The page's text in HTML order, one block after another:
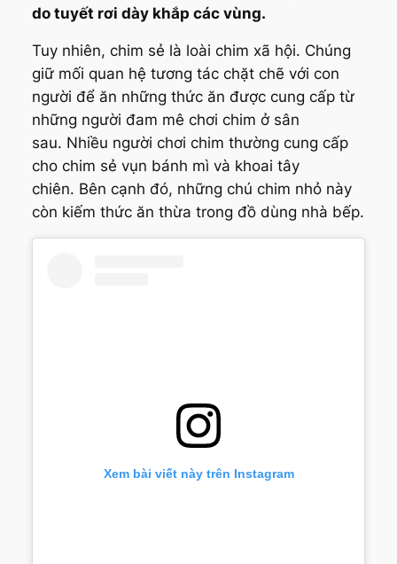
do tuyết rơi dày khắp các vùng.
Tuy nhiên, chim sẻ là loài chim xã hội. Chúng
giữ mối quan hệ tương tác chặt chẽ với con
người để ăn những thức ăn được cung cấp từ
những người đam mê chơi chim ở sân
sau. Nhiều người chơi chim thường cung cấp
cho chim sẻ vụn bánh mì và khoai tây
chiên. Bên cạnh đó, những chú chim nhỏ này
còn kiếm thức ăn thừa trong đồ dùng nhà bếp.
Xem bài viết này trên Instagram